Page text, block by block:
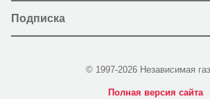
Подписка
© 1997-2026 Независимая
Полная версия сайта